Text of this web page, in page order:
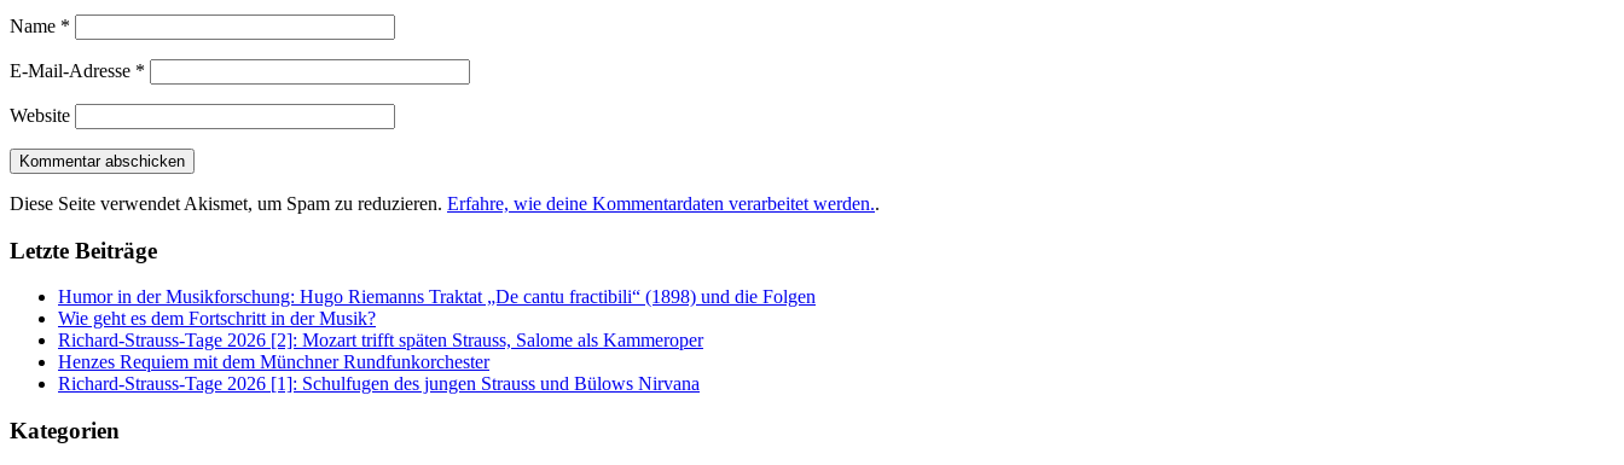
Name *
E-Mail-Adresse *
Website
Diese Seite verwendet Akismet, um Spam zu reduzieren. Erfahre, wie deine Kommentardaten verarbeitet werden..
Letzte Beiträge
Humor in der Musikforschung: Hugo Riemanns Traktat „De cantu fractibili“ (1898) und die Folgen
Wie geht es dem Fortschritt in der Musik?
Richard-Strauss-Tage 2026 [2]: Mozart trifft späten Strauss, Salome als Kammeroper
Henzes Requiem mit dem Münchner Rundfunkorchester
Richard-Strauss-Tage 2026 [1]: Schulfugen des jungen Strauss und Bülows Nirvana
Kategorien